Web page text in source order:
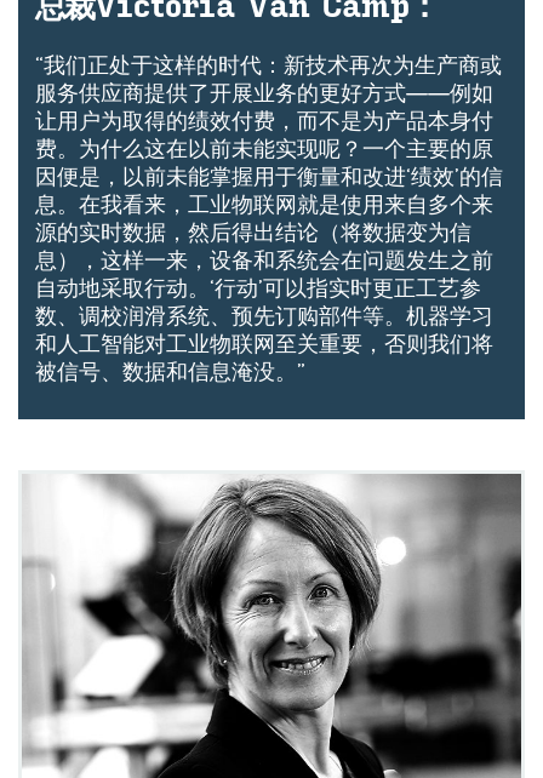
“我们正处于这样的时代：新技术再次为生产商或
服务供应商提供了开展业务的更好方式——例如
让用户为取得的绩效付费，而不是为产品本身付
费。为什么这在以前未能实现呢？一个主要的原
因便是，以前未能掌握用于衡量和改进‘绩效’的信
息。在我看来，工业物联网就是使用来自多个来
源的实时数据，然后得出结论（将数据变为信
息），这样一来，设备和系统会在问题发生之前
自动地采取行动。‘行动’可以指实时更正工艺参
数、调校润滑系统、预先订购部件等。机器学习
和人工智能对工业物联网至关重要，否则我们将
被信号、数据和信息淹没。”